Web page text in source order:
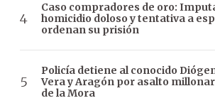
Caso compradores de oro:
homicidio doloso y tentativa a
ordenan su prisión
Policía detiene al conocido
Vera y Aragón por asalto
de la Mora